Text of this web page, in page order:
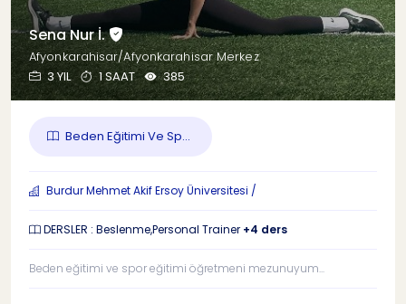
Sena Nur İ.
Afyonkarahisar/Afyonkarahisar Merkez
3 YIL
1 SAAT 385
Beden Eğitimi Ve Sp...
Burdur Mehmet Akif Ersoy Üniversitesi /
DERSLER : Beslenme,Personal Trainer +4 ders
Beden eğitimi ve spor eğitimi öğretmeni mezunuyum...